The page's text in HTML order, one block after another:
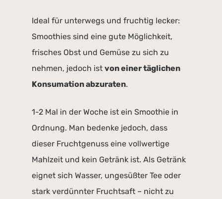
Ideal für unterwegs und fruchtig lecker:
Smoothies sind eine gute Möglichkeit,
frisches Obst und Gemüse zu sich zu
nehmen, jedoch istvon einer täglichen
Konsumation abzuraten.
1-2 Mal in der Woche ist ein Smoothie in
Ordnung. Man bedenke jedoch, dass
dieser Fruchtgenuss eine vollwertige
Mahlzeit und kein Getränk ist. Als Getränk
eignet sich Wasser, ungesüßter Tee oder
stark verdünnter Fruchtsaft – nicht zu